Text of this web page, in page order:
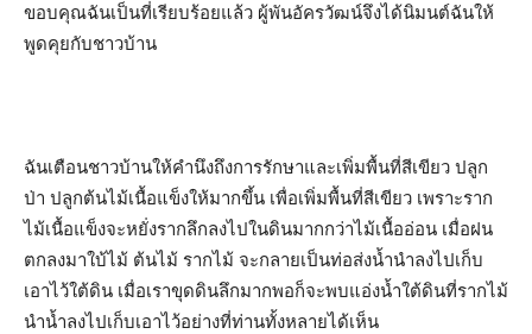
ขอบคุณฉันเป็นที่เรียบร้อยแล้ว ผู้พันอัครวัฒน์จึงได้นิมนต์ฉันให้
พูดคุยกับชาวบ้าน
ฉันเตือนชาวบ้านให้คำนึงถึงการรักษาและเพิ่มพื้นที่สีเขียว ปลูก
ป่า ปลูกต้นไม้เนื้อแข็งให้มากขึ้น เพื่อเพิ่มพื้นที่สีเขียว เพราะราก
ไม้เนื้อแข็งจะหยั่งรากลึกลงไปในดินมากกว่าไม้เนื้ออ่อน เมื่อฝน
ตกลงมาใบ้ไม้ ต้นไม้ รากไม้ จะกลายเป็นท่อส่งน้ำนำลงไปเก็บ
เอาไว้ใต้ดิน เมื่อเราขุดดินลึกมากพอก็จะพบแอ่งน้ำใต้ดินที่รากไม้
นำน้ำลงไปเก็บเอาไว้อย่างที่ท่านทั้งหลายได้เห็น